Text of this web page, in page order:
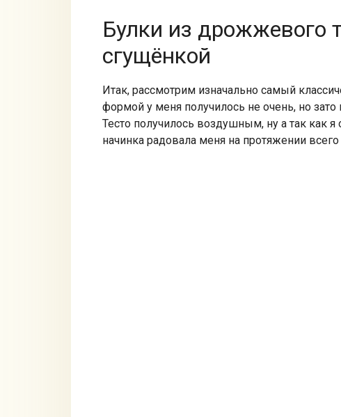
Булки из дрожжевого
сгущёнкой
Итак, рассмотрим изначально самый
формой у меня получилось не очень, но
Тесто получилось воздушным, ну а так как
начинка радовала меня на протяжении